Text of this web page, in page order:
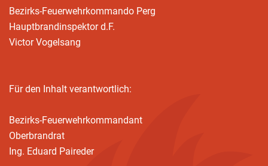
Bezirks-Feuerwehrkommando Perg
Hauptbrandinspektor d.F.
Victor Vogelsang
Für den Inhalt verantwortlich:
Bezirks-Feuerwehrkommandant
Oberbrandrat
Ing. Eduard Paireder